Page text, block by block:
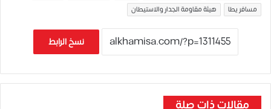
مسافر يطا
هيئة مقاومة الجدار والاستيطان
نسخ الرابط
مقالات ذات صلة